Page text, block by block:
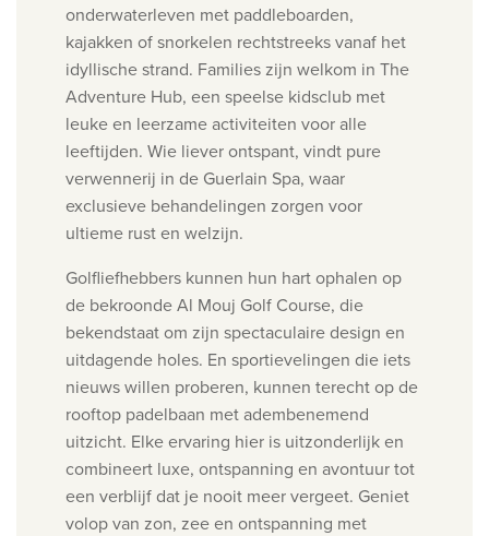
onderwaterleven met paddleboarden,
kajakken of snorkelen rechtstreeks vanaf het
idyllische strand. Families zijn welkom in The
Adventure Hub, een speelse kidsclub met
leuke en leerzame activiteiten voor alle
leeftijden. Wie liever ontspant, vindt pure
verwennerij in de Guerlain Spa, waar
exclusieve behandelingen zorgen voor
ultieme rust en welzijn.
Golfliefhebbers kunnen hun hart ophalen op
de bekroonde Al Mouj Golf Course, die
bekendstaat om zijn spectaculaire design en
uitdagende holes. En sportievelingen die iets
nieuws willen proberen, kunnen terecht op de
rooftop padelbaan met adembenemend
uitzicht. Elke ervaring hier is uitzonderlijk en
combineert luxe, ontspanning en avontuur tot
een verblijf dat je nooit meer vergeet. Geniet
volop van zon, zee en ontspanning met